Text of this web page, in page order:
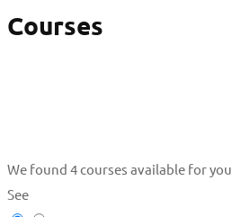
Courses
We found 4courses available for you
See